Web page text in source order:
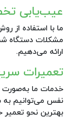
عیب‌یابی
ما با استفاده از
مشکلات دستگاه
ارائه می‌دهیم.
تعمیرات
خدمات ما به‌صورت
نفس می‌توانیم
بهترین نحو